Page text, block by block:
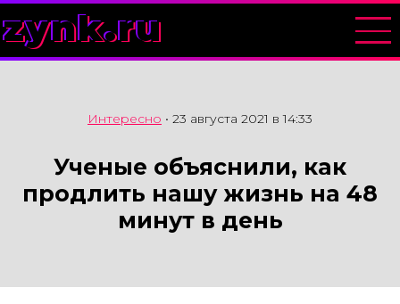
zynk.ru
Интересно • 23 августа 2021 в 14:33
Ученые объяснили, как
продлить нашу жизнь на 48
минут в день